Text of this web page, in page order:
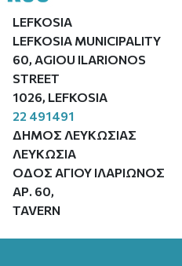
LEFKOSIA
LEFKOSIA MUNICIPALITY
60, AGIOU ILARIONOS
STREET
1026, LEFKOSIA
22 491491
ΔΗΜΟΣ ΛΕΥΚΩΣΙΑΣ
ΛΕΥΚΩΣΙΑ
ΟΔΟΣ ΑΓΙΟΥ ΙΛΑΡΙΩΝΟΣ
ΑΡ. 60,
TAVERN